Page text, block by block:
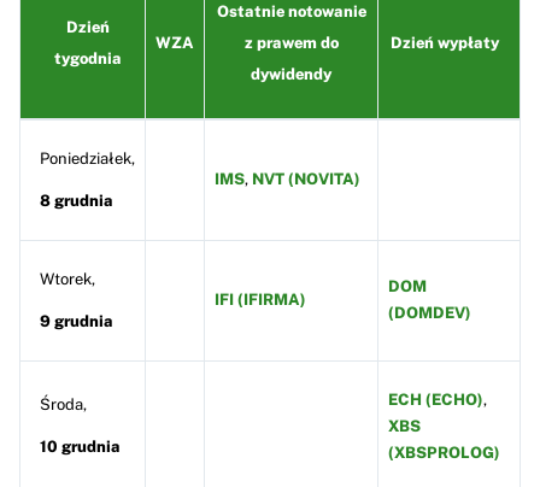
Dzień
tygodnia
WZA
Ostatnie notowanie
z prawem do
dywidendy
Dzień wypłaty
Poniedziałek,
8 grudnia
IMS, NVT (NOVITA)
Wtorek,
9 grudnia
IFI (IFIRMA)
DOM
(DOMDEV)
Środa,
10 grudnia
ECH (ECHO),
XBS
(XBSPROLOG)